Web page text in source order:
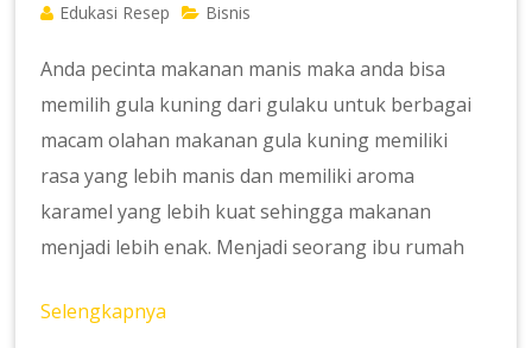
Edukasi Resep Bisnis
Anda pecinta makanan manis maka anda bisa
memilih gula kuning dari gulaku untuk berbagai
macam olahan makanan gula kuning memiliki
rasa yang lebih manis dan memiliki aroma
karamel yang lebih kuat sehingga makanan
menjadi lebih enak. Menjadi seorang ibu rumah
Selengkapnya